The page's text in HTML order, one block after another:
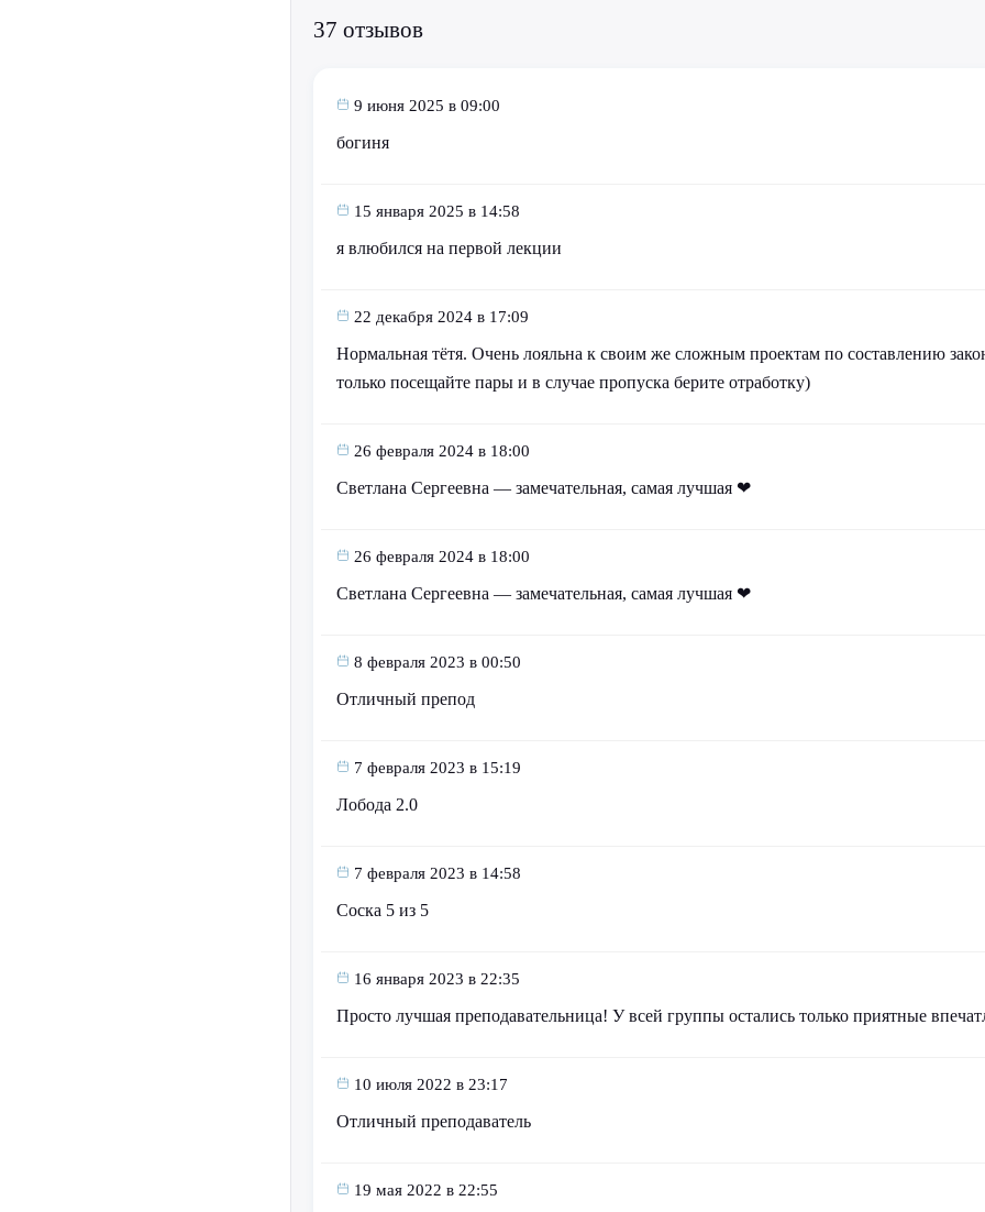
37 отзывов
9 июня 2025 в 09:00
богиня
15 января 2025 в 14:58
я влюбился на первой лекции
22 декабря 2024 в 17:09
Нормальная тётя. Очень лояльна к своим же сложным проектам по составлению
только посещайте пары и в случае пропуска берите отработку)
26 февраля 2024 в 18:00
Светлана Сергеевна — замечательная, самая лучшая ❤
26 февраля 2024 в 18:00
Светлана Сергеевна — замечательная, самая лучшая ❤
8 февраля 2023 в 00:50
Отличный препод
7 февраля 2023 в 15:19
Лобода 2.0
7 февраля 2023 в 14:58
Соска 5 из 5
16 января 2023 в 22:35
Просто лучшая преподавательница! У всей группы остались только приятные
10 июля 2022 в 23:17
Отличный преподаватель
19 мая 2022 в 22:55